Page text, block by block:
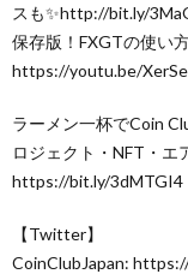
スも✨http://bit.ly/
保存版！FXGTの使い
https://youtu.be/
ラーメン一杯でCoin
ロジェクト・NFT・エ
https://bit.ly/3dMTGI4
【Twitter】
CoinClubJapan: